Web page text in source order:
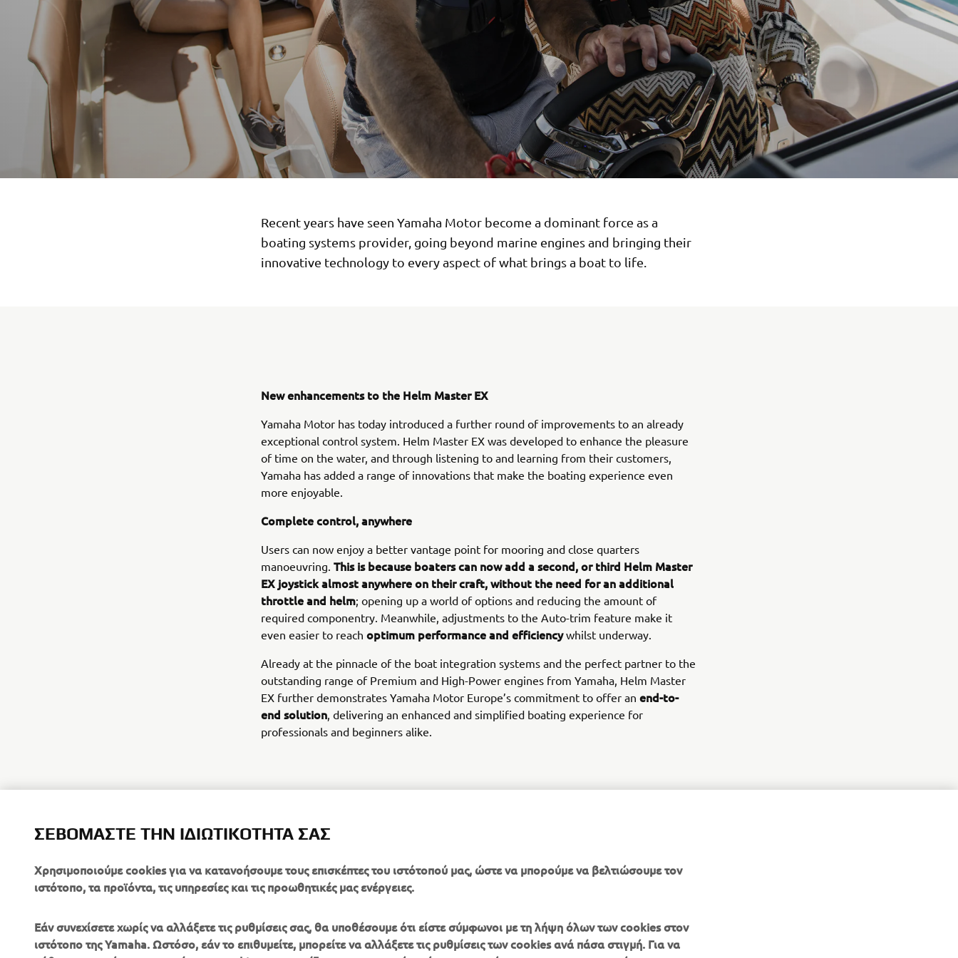
Recent years have seen Yamaha Motor become a dominant force as a
boating systems provider, going beyond marine engines and bringing their
innovative technology to every aspect of what brings a boat to life.
New enhancements to the Helm Master EX
Yamaha Motor has today introduced a further round of improvements to an already
exceptional control system. Helm Master EX was developed to enhance the pleasure
of time on the water, and through listening to and learning from their customers,
Yamaha has added a range of innovations that make the boating experience even
more enjoyable.
Complete control, anywhere
Users can now enjoy a better vantage point for mooring and close quarters
manoeuvring. This is because boaters can now add a second, or third Helm Master
EX joystick almost anywhere on their craft, without the need for an additional
throttle and helm; opening up a world of options and reducing the amount of
required componentry. Meanwhile, adjustments to the Auto-trim feature make it
even easier to reach optimum performance and efficiencywhilst underway.
Already at the pinnacle of the boat integration systems and the perfect partner to the
outstanding range of Premium and High-Power engines from Yamaha, Helm Master
EX further demonstrates Yamaha Motor Europe’s commitment to offer an end-to-
end solution, delivering an enhanced and simplified boating experience for
professionals and beginners alike.
ΣΕΒΌΜΑΣΤΕ ΤΗΝ ΙΔΙΩΤΙΚΌΤΗΤΆ ΣΑΣ
Χρησιμοποιούμε cookies για να κατανοήσουμε τους επισκέπτες του ιστότοπού μας, ώστε να μπορούμε να βελτιώσουμε τον
ιστότοπο, τα προϊόντα, τις υπηρεσίες και τις προωθητικές μας ενέργειες.
Εάν συνεχίσετε χωρίς να αλλάξετε τις ρυθμίσεις σας, θα υποθέσουμε ότι είστε σύμφωνοι με τη λήψη όλων των cookies στον
ιστότοπο της Yamaha. Ωστόσο, εάν το επιθυμείτε, μπορείτε να αλλάξετε τις ρυθμίσεις των cookies ανά πάσα στιγμή. Για να